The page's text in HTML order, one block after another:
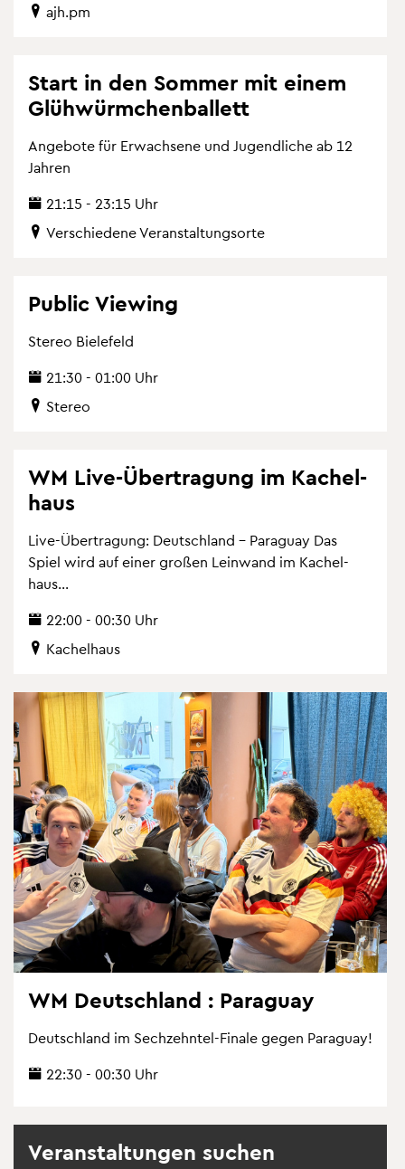
ajh.​pm
Start in den Som­mer mit einem
Glüh­würm­chen­bal­lett
An­ge­bo­te für Er­wach­se­ne und Ju­gend­li­che ab 12
Jah­ren
21:15 - 23:15 Uhr
Ver­schie­de­ne Ver­an­stal­tungs­or­te
Pu­blic Viewing
Ste­reo Bie­le­feld
21:30 - 01:00 Uhr
Ste­reo
WM Live-Über­tra­gung im Ka­chel­
haus
Live-Über­tra­gung: Deutsch­land – Pa­ra­gu­ay Das
Spiel wird auf einer gro­ßen Lein­wand im Ka­chel­
haus...
22:00 - 00:30 Uhr
Ka­chel­haus
WM Deutsch­land : Pa­ra­gu­ay
Deutsch­land im Sech­zehn­tel-Fi­na­le gegen Pa­ra­gu­ay!
22:30 - 00:30 Uhr
Ver­an­stal­tun­gen su­chen